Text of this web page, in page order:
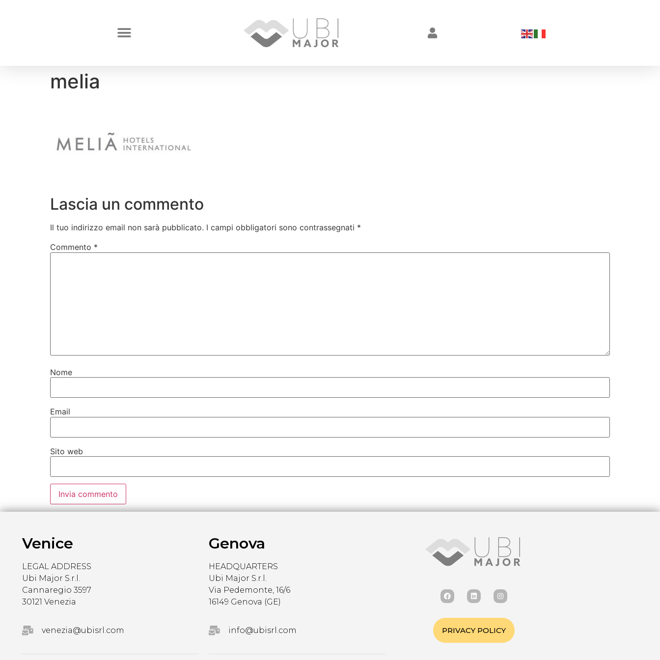
melia
Lascia un commento
Il tuo indirizzo email non sarà pubblicato. I campi obbligatori sono contrassegnati *
Commento *
Nome
Email
Sito web
Venice
LEGAL ADDRESS
Ubi Major S.r.l.
Cannaregio 3597
30121 Venezia
venezia@ubisrl.com
Genova
HEADQUARTERS
Ubi Major S.r.l.
Via Pedemonte, 16/6
16149 Genova (GE)
info@ubisrl.com PRIVACY POLICY